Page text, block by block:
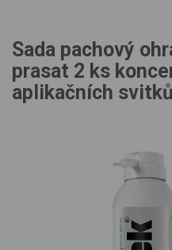
Sada pachový
prasat 2 ks
aplikačních svitků